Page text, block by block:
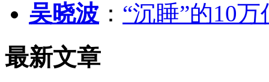
吴晓波 ： “沉睡”的10
最新文章